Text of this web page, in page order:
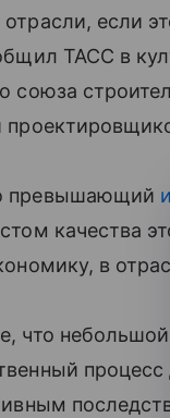
если
ТАСС в
союза
превышающий
качества
в
что
процесс